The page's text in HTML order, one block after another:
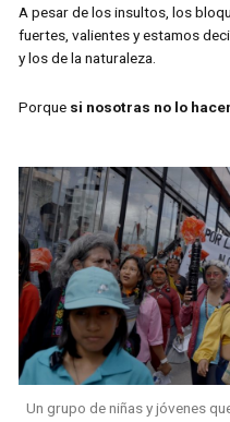
A pesar de los insultos, los
fuertes, valientes y estamos
y los de la naturaleza.
Porque si nosotras no lo
Un grupo de niñas y jóvenes